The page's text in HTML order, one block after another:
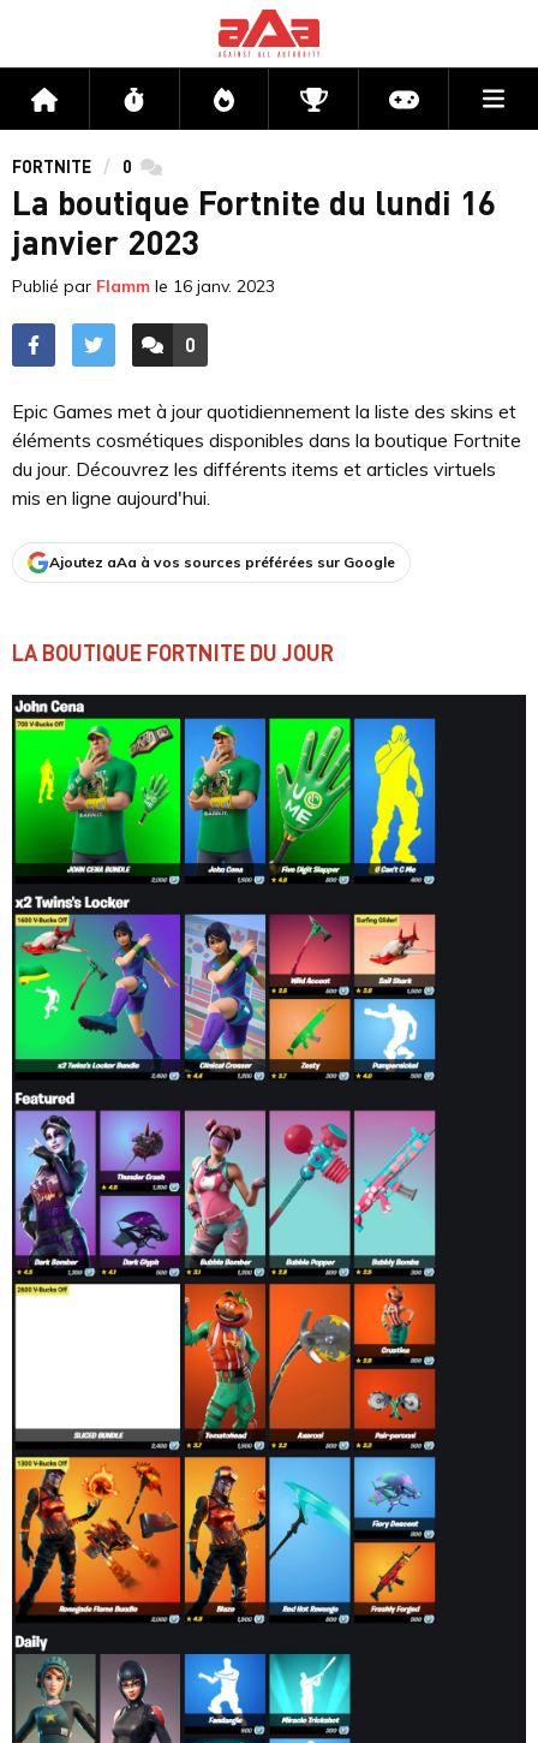
Accueil Flux Directs CompétitionsActu jeux
FORTNITE 0 commentaires
La boutique Fortnite du lundi 16
janvier 2023
Publié par Flamm le 16 janv. 2023
ACCÉDER AUX
0
COMMENTAIRES
Epic Games met à jour quotidiennement la liste des skins et
éléments cosmétiques disponibles dans la boutique Fortnite
du jour. Découvrez les différents items et articles virtuels
mis en ligne aujourd'hui.
Ajoutez aAa à vos sources préférées sur Google
LA BOUTIQUE FORTNITE DU JOUR